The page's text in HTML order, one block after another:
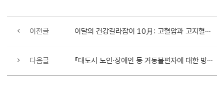
이전글 이달의 건강길라잡이 10月: 고혈압과 고지혈증의 영양관리
다음글 『대도시 노인·장애인 등 거동불편자에 대한 방문보건서비스 실시』